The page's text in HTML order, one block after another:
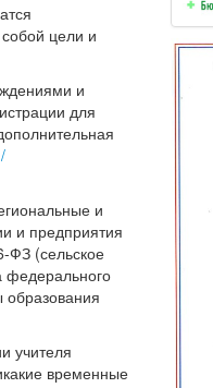
цели и
и
для
и
и предприятия
ФЗ (сельское
федерального
образования
учителя
временные